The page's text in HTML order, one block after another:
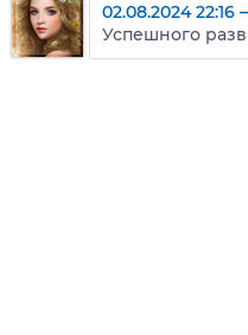
02.08.2024 22:16
Успешного